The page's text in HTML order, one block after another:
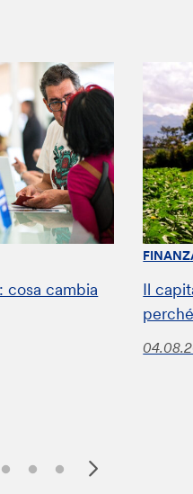
cosa cambia
Il